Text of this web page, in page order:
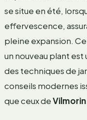
se situe en été,
effervescence,
pleine expansion.
un nouveau plant
des techniques de
conseils modernes
que ceux deVilmorin